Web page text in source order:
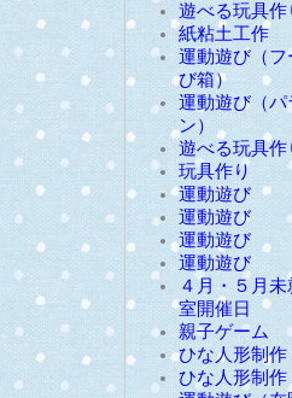
遊べる玩具作
紙粘土工作
運動遊び（フ
び箱）
運動遊び（パ
ン）
遊べる玩具作
玩具作り
運動遊び
運動遊び
運動遊び
運動遊び
４月・５月未
室開催日
親子ゲーム
ひな人形制作
ひな人形制作